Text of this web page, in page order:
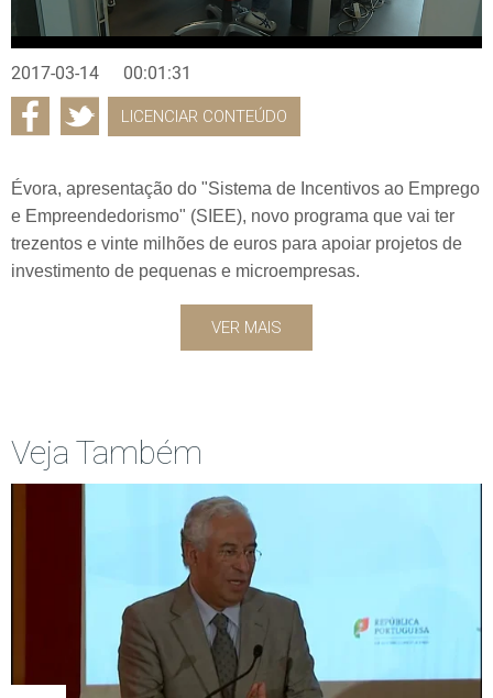
2017-03-14 00:01:31
LICENCIAR CONTEÚDO
Évora, apresentação do "Sistema de Incentivos ao Emprego
e Empreendedorismo" (SIEE), novo programa que vai ter
trezentos e vinte milhões de euros para apoiar projetos de
investimento de pequenas e microempresas.
VER MAIS
Veja Também